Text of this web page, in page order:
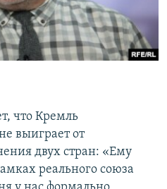
что Кремль
выиграет от
двух стран: «Ему
реального союза